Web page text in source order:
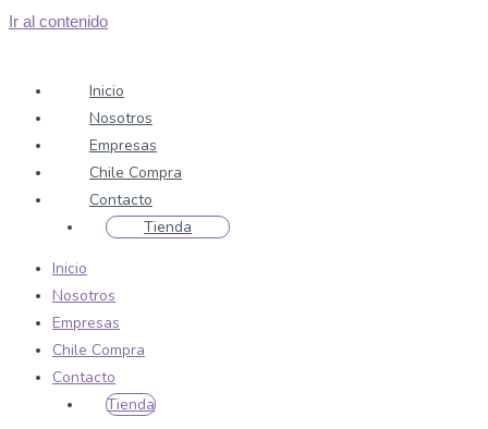
Ir al contenido
Inicio
Nosotros
Empresas
Chile Compra
Contacto
Tienda
Inicio
Nosotros
Empresas
Chile Compra
Contacto
Tienda